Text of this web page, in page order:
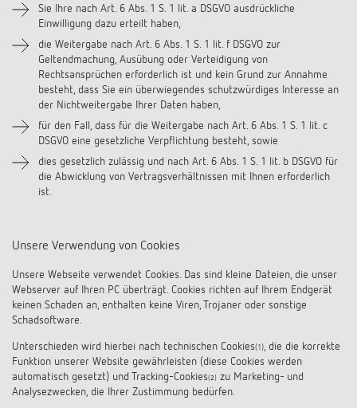
Sie Ihre nach Art. 6 Abs. 1 S. 1 lit. a DSGVO ausdrückliche
Einwilligung dazu erteilt haben,
die Weitergabe nach Art. 6 Abs. 1 S. 1 lit. f DSGVO zur
Geltendmachung, Ausübung oder Verteidigung von
Rechtsansprüchen erforderlich ist und kein Grund zur Annahme
besteht, dass Sie ein überwiegendes schutzwürdiges Interesse an
der Nichtweitergabe Ihrer Daten haben,
für den Fall, dass für die Weitergabe nach Art. 6 Abs. 1 S. 1 lit. c
DSGVO eine gesetzliche Verpflichtung besteht, sowie
dies gesetzlich zulässig und nach Art. 6 Abs. 1 S. 1 lit. b DSGVO für
die Abwicklung von Vertragsverhältnissen mit Ihnen erforderlich
ist.
Unsere Verwendung von Cookies
Unsere Webseite verwendet Cookies. Das sind kleine Dateien, die unser
Webserver auf Ihren PC überträgt. Cookies richten auf Ihrem Endgerät
keinen Schaden an, enthalten keine Viren, Trojaner oder sonstige
Schadsoftware.
Unterschieden wird hierbei nach technischen Cookies(1), die die korrekte
Funktion unserer Website gewährleisten (diese Cookies werden
automatisch gesetzt) und Tracking-Cookies(2) zu Marketing- und
Analysezwecken, die Ihrer Zustimmung bedürfen.